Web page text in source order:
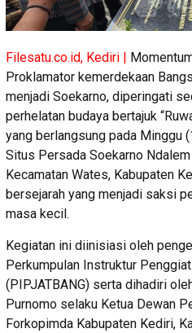
Filesatu.co.id, Kediri |
Proklamator kemerdekaan
menjadi Soekarno, diperingati
perhelatan budaya bertajuk
yang berlangsung pada
Situs Persada Soekarno
Kecamatan Wates, Kabupaten
bersejarah yang menjadi saksi
masa kecil.
Kegiatan ini diinisiasi oleh
Perkumpulan Instruktur
(PIPJATBANG) serta dihadiri
Purnomo selaku Ketua Dewan
Forkopimda Kabupaten Kediri,